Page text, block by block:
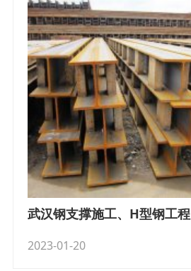
武汉钢支撑施工、H型钢工程
2023-01-20